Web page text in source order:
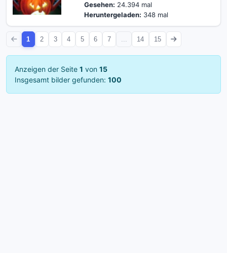
Gesehen: 24.394 mal
Heruntergeladen: 348 mal
1 2 3 4 5 6 7 14 15
Anzeigen der Seite 1 von 15
Insgesamt bilder gefunden: 100